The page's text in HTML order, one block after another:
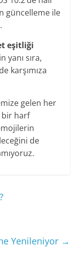
güncelleme ile
eşitliği
sıra,
karşımıza
gelen her
bir harf
de
Yenileniyor →